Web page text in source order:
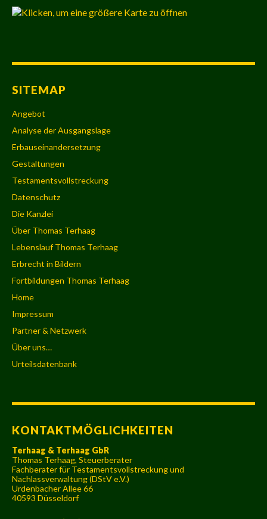
SITEMAP
Angebot
Analyse der Ausgangslage
Erbauseinandersetzung
Gestaltungen
Testamentsvollstreckung
Datenschutz
Die Kanzlei
Über Thomas Terhaag
Lebenslauf Thomas Terhaag
Erbrecht in Bildern
Fortbildungen Thomas Terhaag
Home
Impressum
Partner & Netzwerk
Über uns…
Urteilsdatenbank
KONTAKTMÖGLICHKEITEN
Terhaag & Terhaag GbR
Thomas Terhaag, Steuerberater
Fachberater für Testamentsvollstreckung und
Nachlassverwaltung (DStV e.V.)
Urdenbacher Allee 66
40593 Düsseldorf